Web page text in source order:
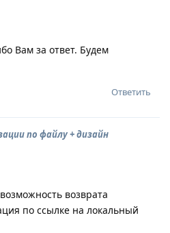
Вам за ответ. Будем
Ответить
по файлу + дизайн
возврата
по ссылке на локальный